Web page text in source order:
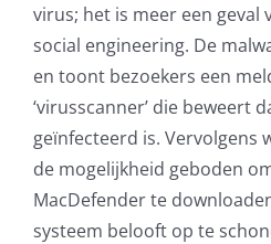
virus; het is meer een geval
social engineering. De
en toont bezoekers een
‘virusscanner’ die beweert
geïnfecteerd is. Vervolgens
de mogelijkheid geboden
MacDefender te
systeem belooft op te